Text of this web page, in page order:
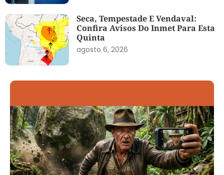
Seca, Tempestade E Vendaval:
Confira Avisos Do Inmet Para Esta
Quinta
agosto 6, 2026